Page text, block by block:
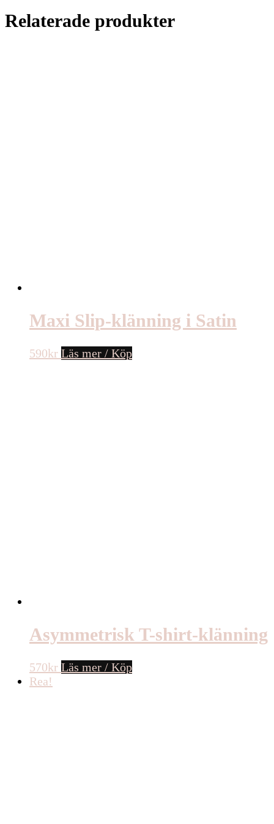
Relaterade produkter
Maxi Slip-klänning i Satin
590kr Läs mer / Köp
Asymmetrisk T-shirt-klänning
570kr Läs mer / Köp
Rea!